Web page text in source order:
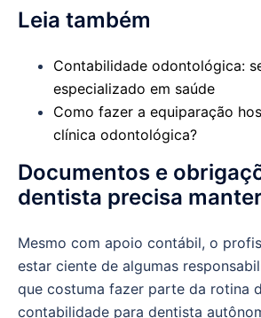
Leia também
Contabilidade odontológica:
especializado em saúde
Como fazer a equiparação
clínica odontológica?
Documentos e
dentista precisa manter
Mesmo com apoio contábil, o
estar ciente de algumas
que costuma fazer parte da rotina
contabilidade para dentista